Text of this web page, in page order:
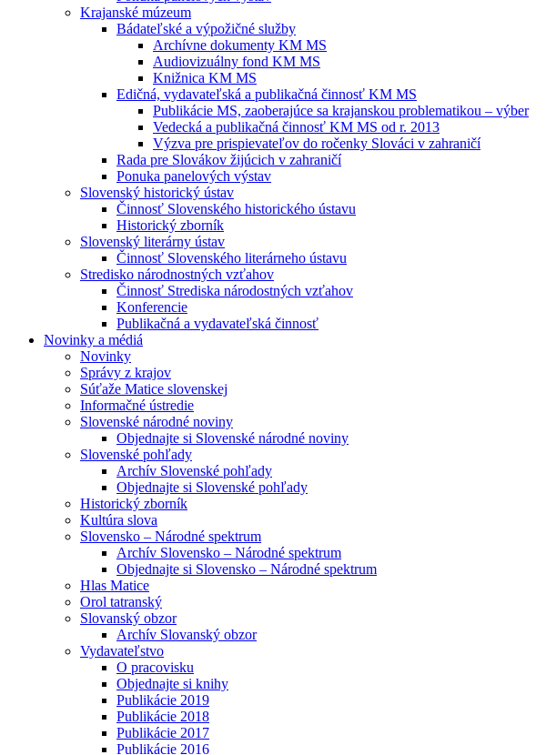
Krajanské múzeum
Bádateľské a výpožičné služby
Archívne dokumenty KM MS
Audiovizuálny fond KM MS
Knižnica KM MS
Edičná, vydavateľská a publikačná činnosť KM MS
Publikácie MS, zaoberajúce sa krajanskou problematikou – výber
Vedecká a publikačná činnosť KM MS od r. 2013
Výzva pre prispievateľov do ročenky Slováci v zahraničí
Rada pre Slovákov žijúcich v zahraničí
Ponuka panelových výstav
Slovenský historický ústav
Činnosť Slovenského historického ústavu
Historický zborník
Slovenský literárny ústav
Činnosť Slovenského literárneho ústavu
Stredisko národnostných vzťahov
Činnosť Strediska národostných vzťahov
Konferencie
Publikačná a vydavateľská činnosť
Novinky a médiá
Novinky
Správy z krajov
Súťaže Matice slovenskej
Informačné ústredie
Slovenské národné noviny
Objednajte si Slovenské národné noviny
Slovenské pohľady
Archív Slovenské pohľady
Objednajte si Slovenské pohľady
Historický zborník
Kultúra slova
Slovensko – Národné spektrum
Archív Slovensko – Národné spektrum
Objednajte si Slovensko – Národné spektrum
Hlas Matice
Orol tatranský
Slovanský obzor
Archív Slovanský obzor
Vydavateľstvo
O pracovisku
Objednajte si knihy
Publikácie 2019
Publikácie 2018
Publikácie 2017
Publikácie 2016